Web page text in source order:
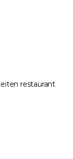
restaurant